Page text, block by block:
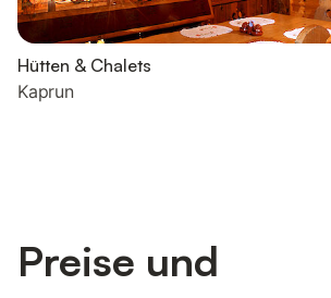
Hütten & Chalets
Kaprun
Preise und